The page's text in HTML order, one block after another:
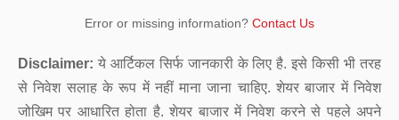
Error or missing information? Contact Us
Disclaimer: ये आर्टिकल सिर्फ जानकारी के लिए है. इसे किसी भी तरह
से निवेश सलाह के रूप में नहीं माना जाना चाहिए. शेयर बाजार में निवेश
जोखिम पर आधारित होता है. शेयर बाजार में निवेश करने से पहले अपने